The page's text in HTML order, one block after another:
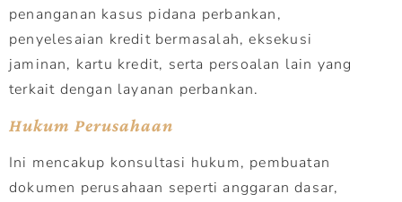
penanganan kasus pidana perbankan,
penyelesaian kredit bermasalah, eksekusi
jaminan, kartu kredit, serta persoalan lain yang
terkait dengan layanan perbankan.
Hukum Perusahaan
Ini mencakup konsultasi hukum, pembuatan
dokumen perusahaan seperti anggaran dasar,